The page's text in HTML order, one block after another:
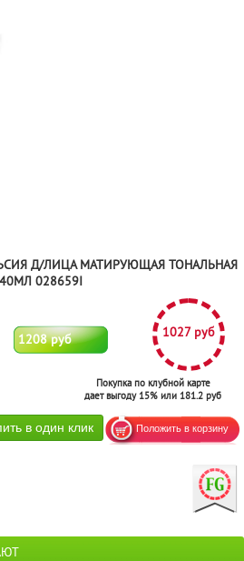
Д/ЛИЦА МАТИРУЮЩАЯ ТОНАЛЬНАЯ
40МЛ 028659I
1208 руб 1027 руб
Покупка по клубной карте
дает выгоду 15% или 181.2 руб